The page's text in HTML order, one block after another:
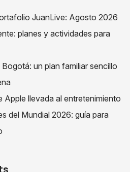
JuanLive: Agosto 2026
planes y actividades para
un plan familiar sencillo
llevada al entretenimiento
del Mundial 2026: guía para